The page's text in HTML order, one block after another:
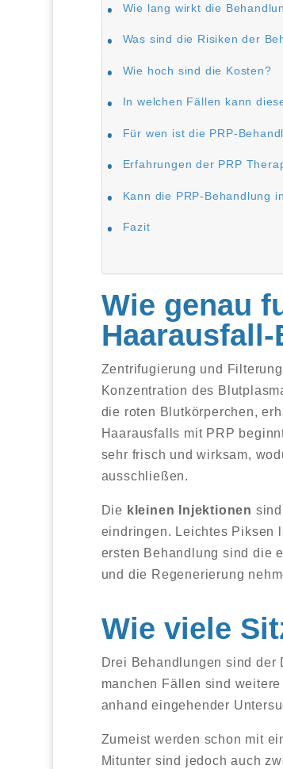
Wie lang wirkt die
Was sind die Risiken der
Wie hoch sind die Kosten?
In welchen Fällen kann
Für wen ist die PRP-
Erfahrungen der PRP
Kann die PRP-Behandlung
Fazit
Wie genau
Zentrifugierung und
Konzentration des
die roten Blutkörperchen,
Haarausfalls mit PRP
sehr frisch und wirksam,
ausschließen.
Die kleinen Injektionen
eindringen. Leichtes Piksen
ersten Behandlung sind die
und die Regenerierung
Wie viele
Drei Behandlungen sind der
manchen Fällen sind
anhand eingehender
Zumeist werden schon mit
Mitunter sind jedoch auch